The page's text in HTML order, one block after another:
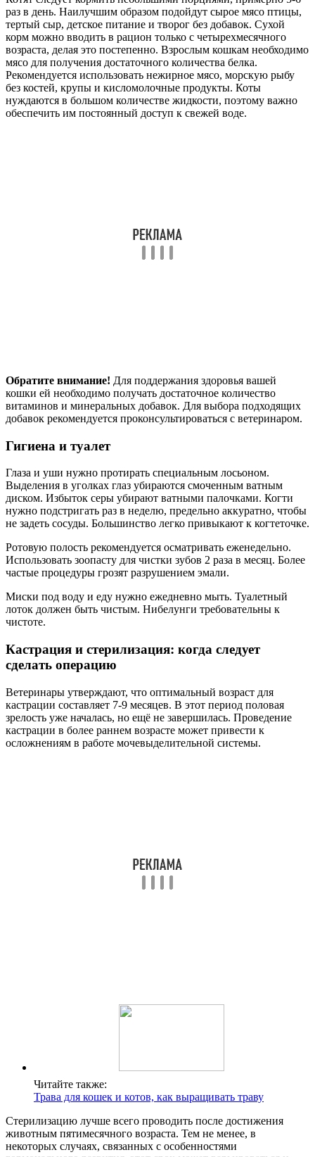
раз в день. Наилучшим образом подойдут сырое мясо птицы,
тертый сыр, детское питание и творог без добавок. Сухой
корм можно вводить в рацион только с четырехмесячного
возраста, делая это постепенно. Взрослым кошкам необходимо
мясо для получения достаточного количества белка.
Рекомендуется использовать нежирное мясо, морскую рыбу
без костей, крупы и кисломолочные продукты. Коты
нуждаются в большом количестве жидкости, поэтому важно
обеспечить им постоянный доступ к свежей воде.
Обратите внимание! Для поддержания здоровья вашей
кошки ей необходимо получать достаточное количество
витаминов и минеральных добавок. Для выбора подходящих
добавок рекомендуется проконсультироваться с ветеринаром.
Гигиена и туалет
Глаза и уши нужно протирать специальным лосьоном.
Выделения в уголках глаз убираются смоченным ватным
диском. Избыток серы убирают ватными палочками. Когти
нужно подстригать раз в неделю, предельно аккуратно, чтобы
не задеть сосуды. Большинство легко привыкают к когтеточке.
Ротовую полость рекомендуется осматривать еженедельно.
Использовать зоопасту для чистки зубов 2 раза в месяц. Более
частые процедуры грозят разрушением эмали.
Миски под воду и еду нужно ежедневно мыть. Туалетный
лоток должен быть чистым. Нибелунги требовательны к
чистоте.
Кастрация и стерилизация: когда следует
сделать операцию
Ветеринары утверждают, что оптимальный возраст для
кастрации составляет 7-9 месяцев. В этот период половая
зрелость уже началась, но ещё не завершилась. Проведение
кастрации в более раннем возрасте может привести к
осложнениям в работе мочевыделительной системы.
Читайте также:
Трава для кошек и котов, как выращивать траву
Стерилизацию лучше всего проводить после достижения
животным пятимесячного возраста. Тем не менее, в
некоторых случаях, связанных с особенностями